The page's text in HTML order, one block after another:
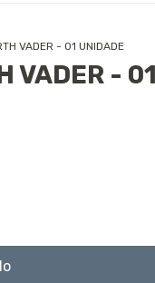
VADER - 01 UNIDADE
VADER - 01